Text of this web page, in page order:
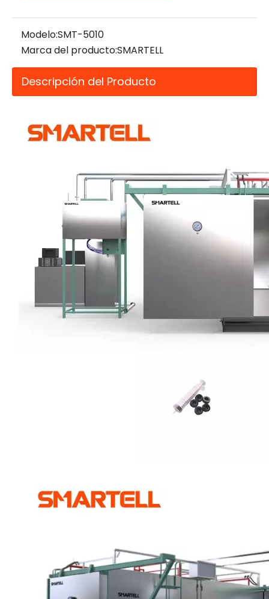
Modelo:SMT-5010
Marca del producto:SMARTELL
Descripción del Producto